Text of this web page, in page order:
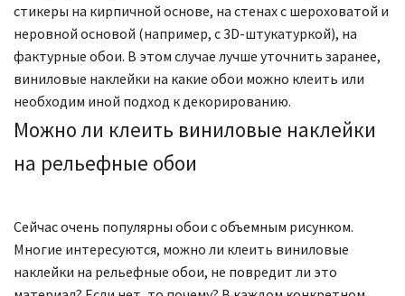
стикеры на кирпичной основе, на стенах с шероховатой и
неровной основой (например, с 3D-штукатуркой), на
фактурные обои. В этом случае лучше уточнить заранее,
виниловые наклейки на какие обои можно клеить или
необходим иной подход к декорированию.
Можно ли клеить виниловые наклейки
на рельефные обои
Сейчас очень популярны обои с объемным рисунком.
Многие интересуются, можно ли клеить виниловые
наклейки на рельефные обои, не повредит ли это